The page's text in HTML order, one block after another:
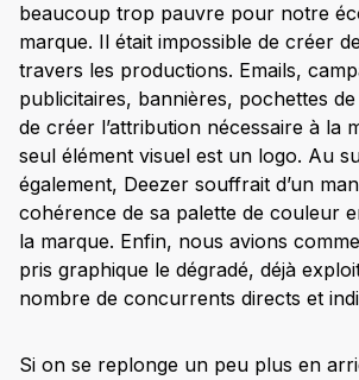
beaucoup trop pauvre pour notre
marque. Il était impossible de créer
travers les productions. Emails,
publicitaires, bannières, pochettes
de créer l’attribution nécessaire à la
seul élément visuel est un logo. Au
également, Deezer souffrait d’un
cohérence de sa palette de couleur
la marque. Enfin, nous avions
pris graphique le dégradé, déjà
nombre de concurrents directs et
Si on se replonge un peu plus en